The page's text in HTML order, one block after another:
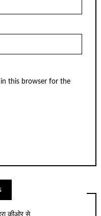
in this browser for the